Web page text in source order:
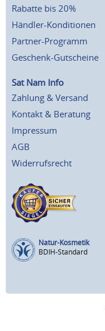
Rabatte bis 20%
Händler-Konditionen
Partner-Programm
Geschenk-Gutscheine
Sat Nam Info
Zahlung & Versand
Kontakt & Beratung
Impressum
AGB
Widerrufsrecht
Natur-Kosmetik
BDIH-Standard